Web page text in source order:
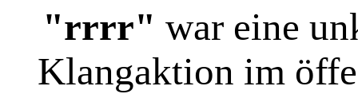
"rrrr" war eine
Klangaktion im